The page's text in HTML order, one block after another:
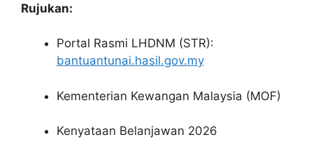
Rujukan:
Portal Rasmi LHDNM (STR):
bantuantunai.hasil.gov.my
Kementerian Kewangan Malaysia (MOF)
Kenyataan Belanjawan 2026